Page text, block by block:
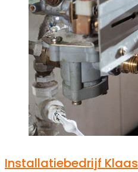
Installatiebedrijf Klaas